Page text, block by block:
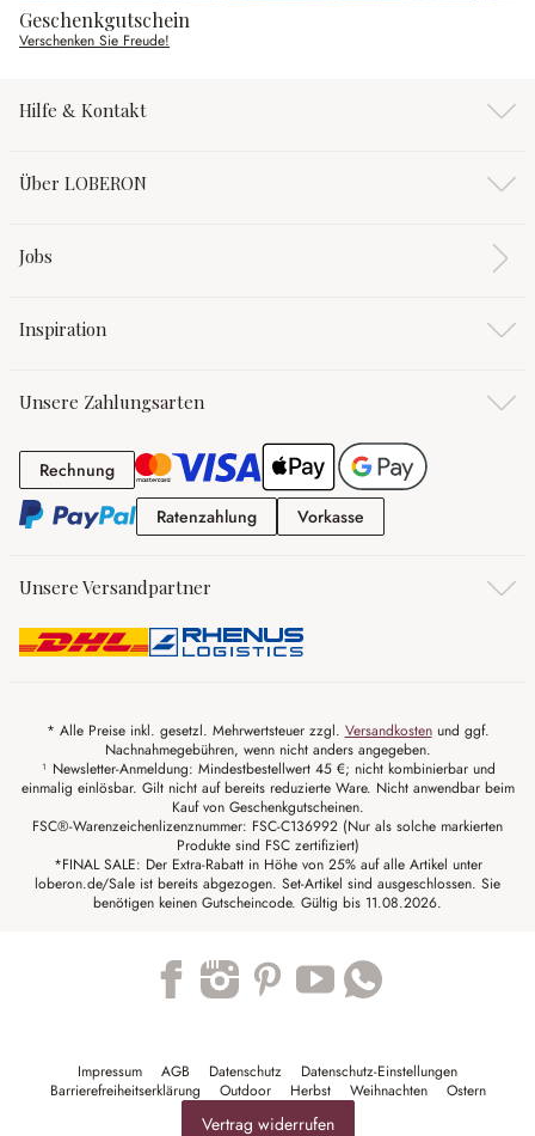
Geschenkgutschein
Verschenken Sie Freude!
Hilfe & Kontakt
Über LOBERON
Jobs
Inspiration
Unsere Zahlungsarten
RechnungRechnung
RatenzahlungRatenzahlung
Vorkasse
Unsere Versandpartner
* Alle Preise inkl. gesetzl. Mehrwertsteuer zzgl. Versandkostenund ggf.
Nachnahmegebühren, wenn nicht anders angegeben.
¹ Newsletter-Anmeldung: Mindestbestellwert 45 €; nicht kombinierbar und
einmalig einlösbar. Gilt nicht auf bereits reduzierte Ware. Nicht anwendbar beim
Kauf von Geschenkgutscheinen.
FSC®-Warenzeichenlizenznummer: FSC-C136992 (Nur als solche markierten
Produkte sind FSC zertifiziert)
*FINAL SALE: Der Extra-Rabatt in Höhe von 25% auf alle Artikel unter
loberon.de/Sale ist bereits abgezogen. Set-Artikel sind ausgeschlossen. Sie
benötigen keinen Gutscheincode. Gültig bis 11.08.2026.
Impressum AGB Datenschutz
Datenschutz-Einstellungen
Barrierefreiheitserklärung
Outdoor Herbst Weihnachten Ostern
Vertrag widerrufen